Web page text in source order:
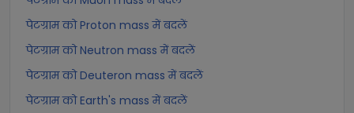
पेटग्राम को Proton mass में बदलें
पेटग्राम को Neutron mass में बदलें
पेटग्राम को Deuteron mass में बदलें
पेटग्राम को Earth's mass में बदलें